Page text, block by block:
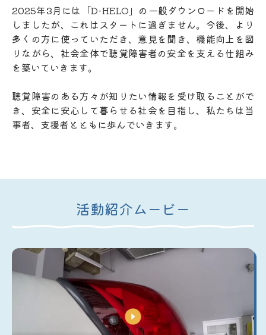
2025年3月には「D-HELO」の一般ダウンロードを開始
しましたが、これはスタートに過ぎません。今後、より
多くの方に使っていただき、意見を聞き、機能向上を図
りながら、社会全体で聴覚障害者の安全を支える仕組み
を築いていきます。
聴覚障害のある方々が知りたい情報を受け取ることがで
き、安全に安心して暮らせる社会を目指し、私たちは当
事者、支援者とともに歩んでいきます。
活動紹介ムービー